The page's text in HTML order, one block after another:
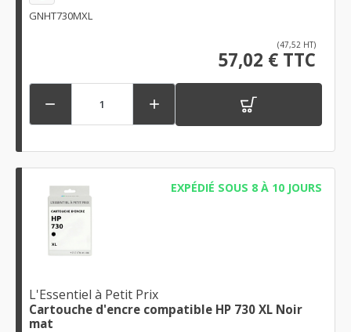
GNHT730MXL
(47,52 HT)
57,02 € TTC
 
EXPÉDIÉ SOUS 8 À 10 JOURS
L'Essentiel à Petit Prix
Cartouche d'encre compatible HP 730 XL Noir
mat